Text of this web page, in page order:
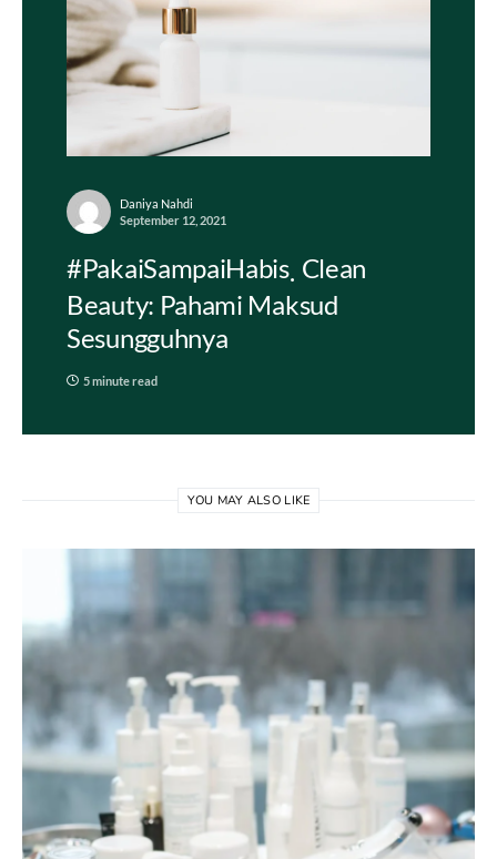
Daniya Nahdi
September 12, 2021
#PakaiSampaiHabis Clean
Beauty: Pahami Maksud
Sesungguhnya
5 minute read
YOU MAY ALSO LIKE